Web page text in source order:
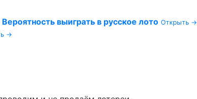
Вероятность выиграть в русское лото Открыть →
→